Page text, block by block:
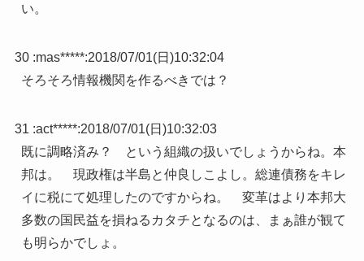
い。
30 :mas*****:2018/07/01(日)10:32:04
そろそろ情報機関を作るべきでは？
31 :act*****:2018/07/01(日)10:32:03
既に調略済み？ という組織の扱いでしょうからね。本
邦は。 現政権は半島と仲良しこよし。総連債務をキレ
イに税にて処理したのですからね。 変革はより本邦大
多数の国民益を損ねるカタチとなるのは、まぁ誰が観て
も明らかでしょ。